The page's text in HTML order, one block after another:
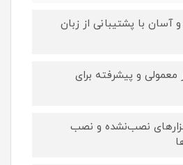
آسان با پشتیبانی از زبان
معمولی و پیشرفته برای
نصب‌نشده و نصب